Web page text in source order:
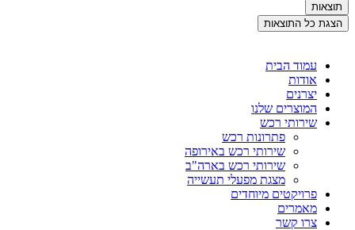
תוצאות
הצגת כל התוצאות
עמוד הבית
אודות
יצרנים
המוצרים שלנו
שירותי רכש
פתרונות רכש
שירותי רכש באירופה
שירותי רכש בארה"ב
מצגת מפעלי תעשייה
פרויקטים מיוחדים
מאמרים
צרו קשר